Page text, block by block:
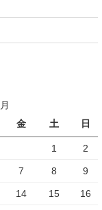
金 土 日
1 2
7 8 9
14 15 16